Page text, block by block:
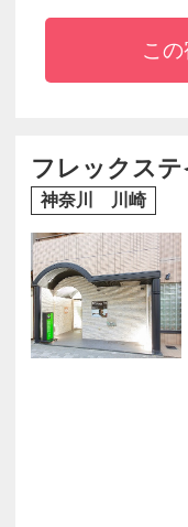
接続無料でビジ
また、川崎エリ
観光の拠点とし
こ
フレックス
神奈川 川崎